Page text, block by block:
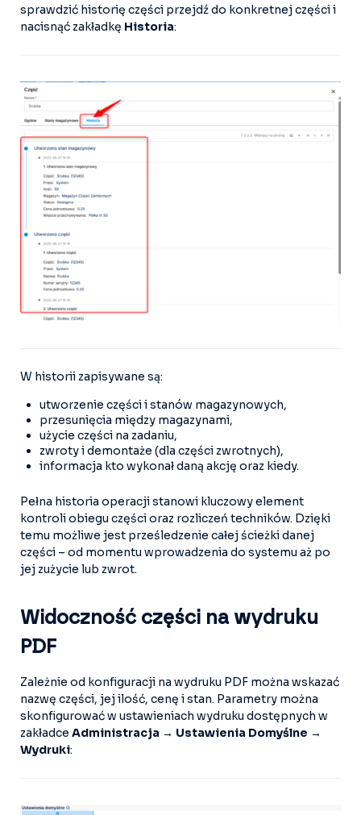
sprawdzić historię części przejdź do konkretnej części i
nacisnąć zakładkę Historia:
W historii zapisywane są:
utworzenie części i stanów magazynowych,
przesunięcia między magazynami,
użycie części na zadaniu,
zwroty i demontaże (dla części zwrotnych),
informacja kto wykonał daną akcję oraz kiedy.
Pełna historia operacji stanowi kluczowy element
kontroli obiegu części oraz rozliczeń techników. Dzięki
temu możliwe jest prześledzenie całej ścieżki danej
części – od momentu wprowadzenia do systemu aż po
jej zużycie lub zwrot.
Widoczność części na wydruku
PDF
Zależnie od konfiguracji na wydruku PDF można wskazać
nazwę części, jej ilość, cenę i stan. Parametry można
skonfigurować w ustawieniach wydruku dostępnych w
zakładce Administracja → Ustawienia Domyślne →
Wydruki: